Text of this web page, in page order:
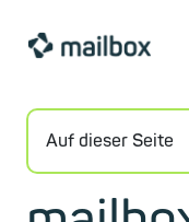
Auf dieser Seite